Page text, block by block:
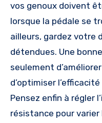
vos genoux doivent
lorsque la pédale se
ailleurs, gardez votre
détendues. Une
seulement
d’optimiser
Pensez enfin à régler
résistance pour